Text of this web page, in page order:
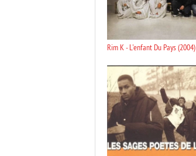
Rim K - L'enfant Du Pays (2004)